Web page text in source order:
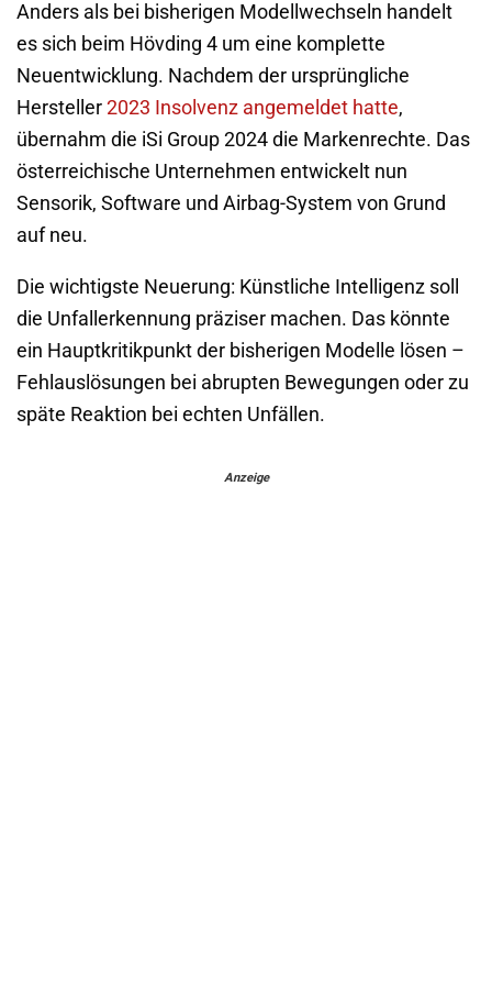
Anders als bei bisherigen Modellwechseln handelt
es sich beim Hövding 4 um eine komplette
Neuentwicklung. Nachdem der ursprüngliche
Hersteller 2023 Insolvenz angemeldet hatte,
übernahm die iSi Group 2024 die Markenrechte. Das
österreichische Unternehmen entwickelt nun
Sensorik, Software und Airbag-System von Grund
auf neu.
Die wichtigste Neuerung: Künstliche Intelligenz soll
die Unfallerkennung präziser machen. Das könnte
ein Hauptkritikpunkt der bisherigen Modelle lösen –
Fehlauslösungen bei abrupten Bewegungen oder zu
späte Reaktion bei echten Unfällen.
Anzeige